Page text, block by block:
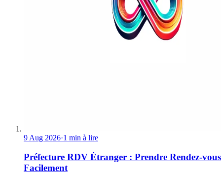
9 Aug 2026·1 min à lire
Préfecture RDV Étranger : Prendre Rendez-vous
Facilement